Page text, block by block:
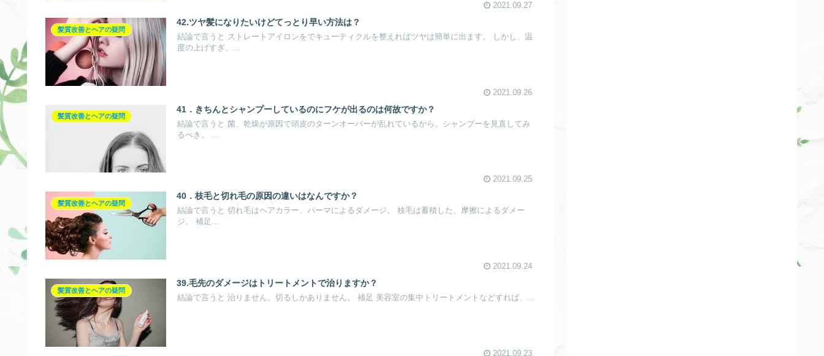
2021.09.27
髪質改善とヘアの疑問
42.ツヤ髪になりたいけどてっとり早い方法は？
結論で言うと ストレートアイロンをでキューティクルを整えればツヤは簡単に出ます。 しかし、温
度の上げすぎ、...
2021.09.26
髪質改善とヘアの疑問
41．きちんとシャンプーしているのにフケが出るのは何故ですか？
結論で言うと 菌、乾燥が原因で頭皮のターンオーバーが乱れているから。シャンプーを見直してみ
るべき。 ...
2021.09.25
髪質改善とヘアの疑問
40．枝毛と切れ毛の原因の違いはなんですか？
結論で言うと 切れ毛はヘアカラー、パーマによるダメージ。 枝毛は蓄積した、摩擦によるダメー
ジ。 補足...
2021.09.24
髪質改善とヘアの疑問
39.毛先のダメージはトリートメントで治りますか？
結論で言うと 治りません。切るしかありません。 補足 美容室の集中トリートメントなどすれば、...
2021.09.23